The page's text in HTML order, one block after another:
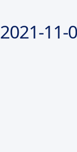
2021-11-